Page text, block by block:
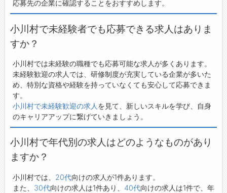
応募先の企業に確認することをおすすめします。
小川村で未経験者でも応募できる求人はありま
すか？
小川村では未経験の職種でも応募可能な求人が多くあります。
未経験歓迎の求人では、研修制度が充実している企業が多いた
め、特別な資格や経験を持っていなくても安心して応募できま
す。
小川村で未経験歓迎の求人 を見て、新しいスキルを学び、自身
のキャリアアップに繋げていきましょう。
小川村で年代別の求人はどのようなものがあり
ますか？
小川村では、 20代向けの求人が1件あります。
また、 30代向けの求人は1件あり、 40代向けの求人は1件で、年